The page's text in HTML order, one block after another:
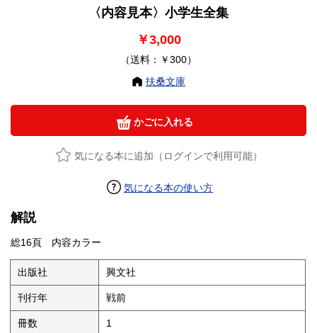
〈内容見本〉小学生全集
￥3,000
（送料：￥300）
扶桑文庫
かごに入れる
気になる本に追加（ログインで利用可能）
気になる本の使い方
解説
総16頁 内容カラー
出版社 興文社
刊行年 戦前
冊数 1